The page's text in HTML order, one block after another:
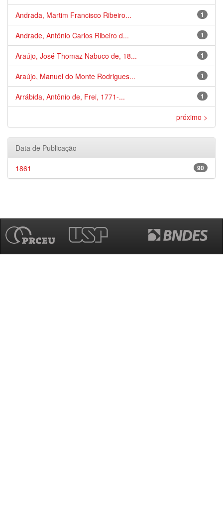
1
Andrada, Martim Francisco Ribeiro...
1
Andrade, Antônio Carlos Ribeiro d...
1
Araújo, José Thomaz Nabuco de, 18...
1
Araújo, Manuel do Monte Rodrigues...
1
Arrábida, Antônio de, Frei, 1771-...
próximo >
Data de Publicação
90
1861